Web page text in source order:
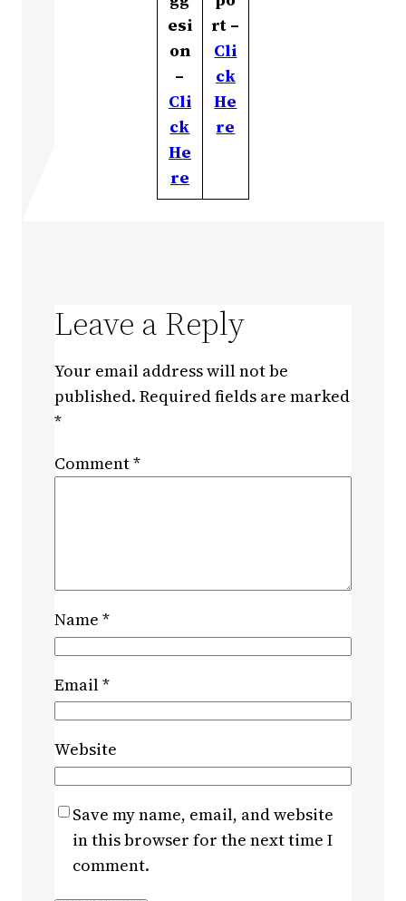
esi
on
–
Cli
ck
He
re
rt –
Cli
ck
He
re
Leave a Reply
Your email address will not be
published. Required fields are marked
*
Comment*
Name *
Email*
Website
Save my name, email, and website
in this browser for the next time I
comment.